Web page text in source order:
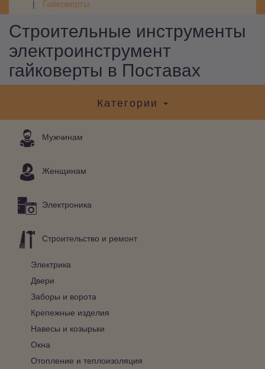
Гайковерты
Строительные инструменты
электроинструмент
гайковерты в Поставах
Категории
Мужчинам
Женщинам
Электроника
Строительство и ремонт
Электрика
Двери
Заборы и ворота
Крепежные изделия
Навесы и козырьки
Окна
Отопление и теплоизоляция